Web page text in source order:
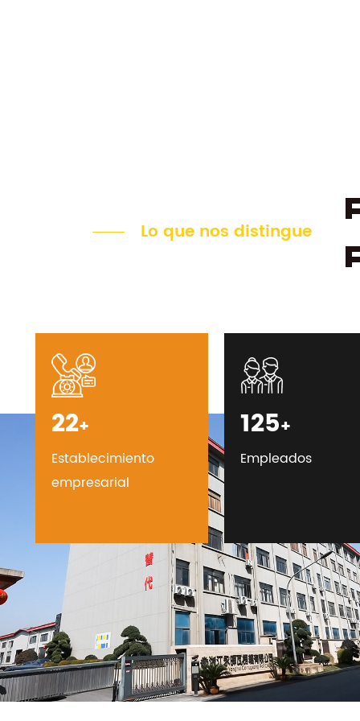
Lo que nos distingue
25+
Establecimiento
empresarial
140+
Empleados